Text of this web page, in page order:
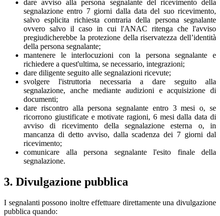
dare avviso alla persona segnalante del ricevimento della
segnalazione entro 7 giorni dalla data del suo ricevimento,
salvo esplicita richiesta contraria della persona segnalante
ovvero salvo il caso in cui l'ANAC ritenga che l'avviso
pregiudicherebbe la protezione della riservatezza dell’identità
della persona segnalante;
mantenere le interlocuzioni con la persona segnalante e
richiedere a quest'ultima, se necessario, integrazioni;
dare diligente seguito alle segnalazioni ricevute;
svolgere l'istruttoria necessaria a dare seguito alla
segnalazione, anche mediante audizioni e acquisizione di
documenti;
dare riscontro alla persona segnalante entro 3 mesi o, se
ricorrono giustificate e motivate ragioni, 6 mesi dalla data di
avviso di ricevimento della segnalazione esterna o, in
mancanza di detto avviso, dalla scadenza dei 7 giorni dal
ricevimento;
comunicare alla persona segnalante l'esito finale della
segnalazione.
3. Divulgazione pubblica
I segnalanti possono inoltre effettuare direttamente una divulgazione
pubblica quando: